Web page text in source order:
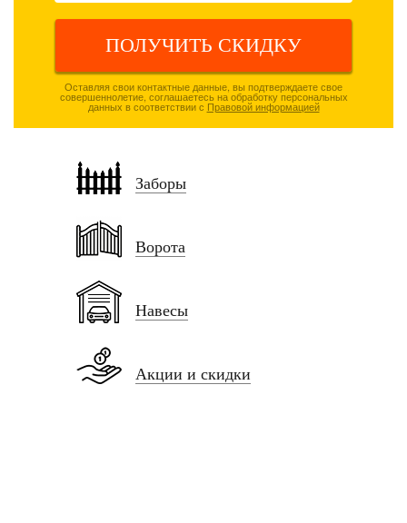
ПОЛУЧИТЬ СКИДКУ
Оставляя свои контактные данные, вы подтверждаете свое
совершеннолетие, соглашаетесь на обработку персональных
данных в соответствии с Правовой информацией
Заборы
Ворота
Навесы
Акции и скидки